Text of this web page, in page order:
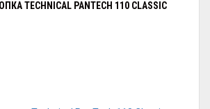
TECHNICAL PANTECH 110 CLASSIC